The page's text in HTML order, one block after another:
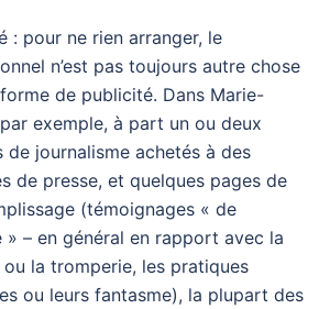
: pour ne rien arranger, le
n’est pas toujours autre chose
forme de publicité. Dans Marie-
exemple, à part un ou deux
de journalisme achetés à des
de presse, et quelques pages de
(témoignages « de
» – en général en rapport avec la
la tromperie, les pratiques
ou leurs fantasme), la plupart des